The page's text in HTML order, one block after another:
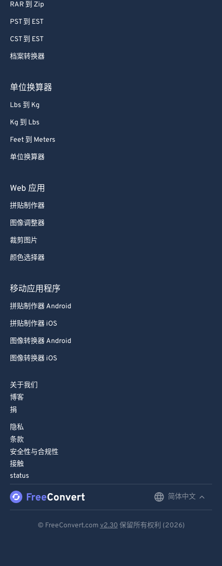
RAR 到 Zip
PST 到 EST
CST 到 EST
档案转换器
单位换算器
Lbs 到 Kg
Kg 到 Lbs
Feet 到 Meters
单位换算器
Web 应用
拼贴制作器
图像调整器
裁剪图片
颜色选择器
移动应用程序
拼贴制作器 Android
拼贴制作器 iOS
图像转换器 Android
图像转换器 iOS
关于我们
博客
捐
隐私
条款
安全性与合规性
接触
status
简体中文
© FreeConvert.com v2.30 保留所有权利 (2026)